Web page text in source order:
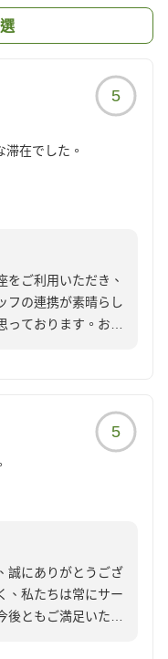
5
在でした。
をご利用いただき、
フの連携が素晴らし
ております。お客
5
誠にありがとうござ
、私たちは常にサー
ともご満足いただ